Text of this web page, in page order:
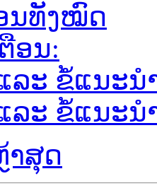
ນທັງໝົດ
ອນ:
ລະ ຂໍ້ແນະ
ລະ ຂໍ້ແນະນ
າສຸດ